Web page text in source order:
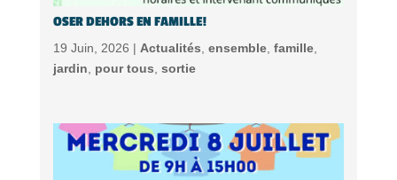
OSER DEHORS EN FAMILLE!
19 Juin, 2026 | Actualités, ensemble, famille,
jardin, pour tous, sortie